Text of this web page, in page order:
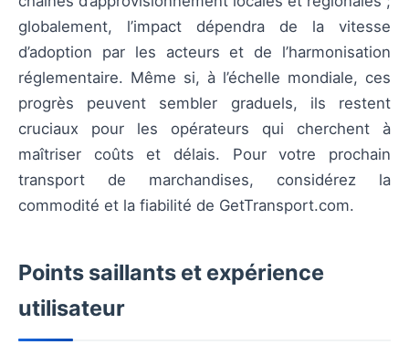
globalement, l’impact dépendra de la vitesse
d’adoption par les acteurs et de l’harmonisation
réglementaire. Même si, à l’échelle mondiale, ces
progrès peuvent sembler graduels, ils restent
cruciaux pour les opérateurs qui cherchent à
maîtriser coûts et délais. Pour votre prochain
transport de marchandises, considérez la
commodité et la fiabilité de GetTransport.com.
Points saillants et expérience
utilisateur